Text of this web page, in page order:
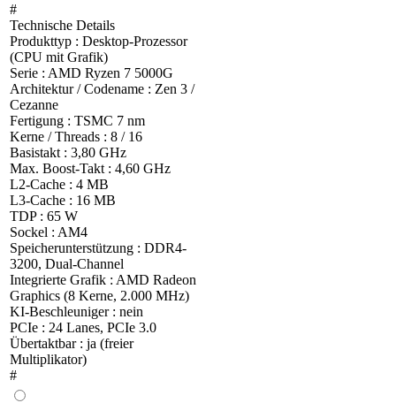
#
Technische Details
Produkttyp : Desktop-Prozessor
(CPU mit Grafik)
Serie : AMD Ryzen 7 5000G
Architektur / Codename : Zen 3 /
Cezanne
Fertigung : TSMC 7 nm
Kerne / Threads : 8 / 16
Basistakt : 3,80 GHz
Max. Boost-Takt : 4,60 GHz
L2-Cache : 4 MB
L3-Cache : 16 MB
TDP : 65 W
Sockel : AM4
Speicherunterstützung : DDR4-
3200, Dual-Channel
Integrierte Grafik : AMD Radeon
Graphics (8 Kerne, 2.000 MHz)
KI-Beschleuniger : nein
PCIe : 24 Lanes, PCIe 3.0
Übertaktbar : ja (freier
Multiplikator)
#